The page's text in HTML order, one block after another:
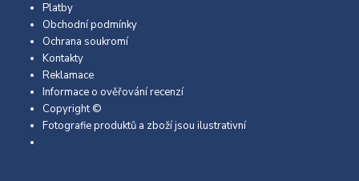
Platby
Obchodní podmínky
Ochrana soukromí
Kontakty
Reklamace
Informace o ověřování recenzí
Copyright ©
Fotografie produktů a zboží jsou ilustrativní